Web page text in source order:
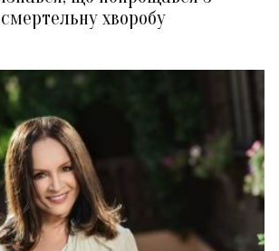
хворобу